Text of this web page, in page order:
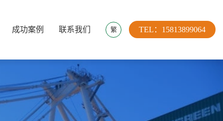
TEL：15813899064
繁
成功案例 联系我们